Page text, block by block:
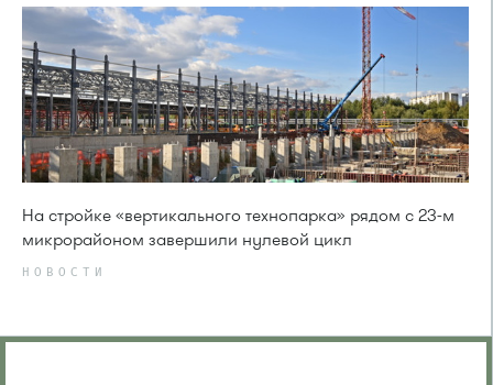
На стройке «вертикального технопарка» рядом с 23-м
микрорайоном завершили нулевой цикл
НОВОСТИ